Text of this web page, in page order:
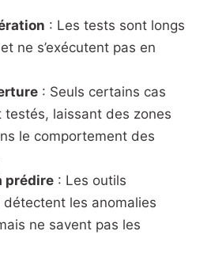
: Les tests sont longs
ne s’exécutent pas en
: Seuls certains cas
testés, laissant des zones
le comportement des
prédire : Les outils
les anomalies
ne savent pas les